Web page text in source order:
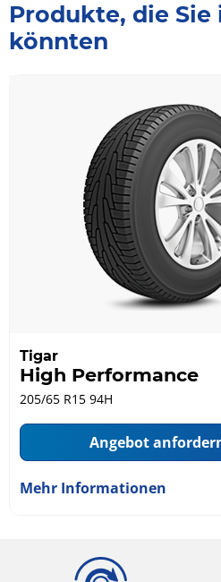
Produkte, die Sie
könnten
Tigar
High Performance
205/65 R15 94H
Angebot
Mehr Informationen